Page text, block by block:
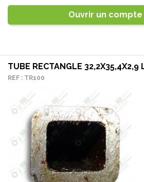
Ouvrir un compte
TUBE RECTANGLE 32,2X35,4X2,9
REF : TR100